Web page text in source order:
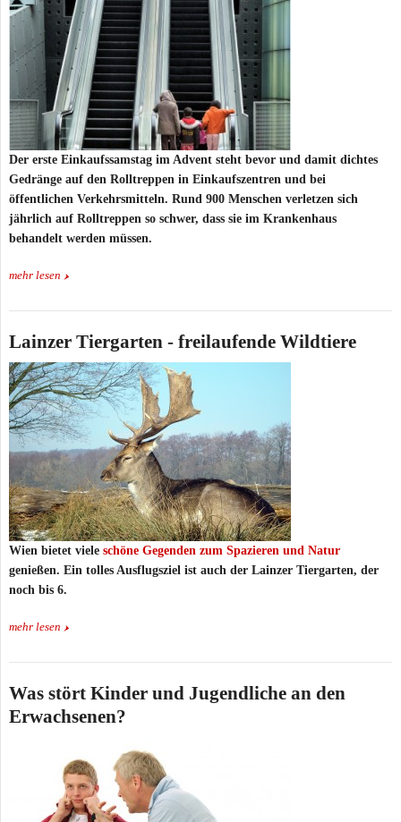
Der erste Einkaufssamstag im Advent steht bevor und damit dichtes
Gedränge auf den Rolltreppen in Einkaufszentren und bei
öffentlichen Verkehrsmitteln. Rund 900 Menschen verletzen sich
jährlich auf Rolltreppen so schwer, dass sie im Krankenhaus
behandelt werden müssen.
mehr lesen
Lainzer Tiergarten - freilaufende Wildtiere
Wien bietet viele schöne Gegenden zum Spazieren und Natur
genießen. Ein tolles Ausflugsziel ist auch der Lainzer Tiergarten, der
noch bis 6.
mehr lesen
Was stört Kinder und Jugendliche an den
Erwachsenen?